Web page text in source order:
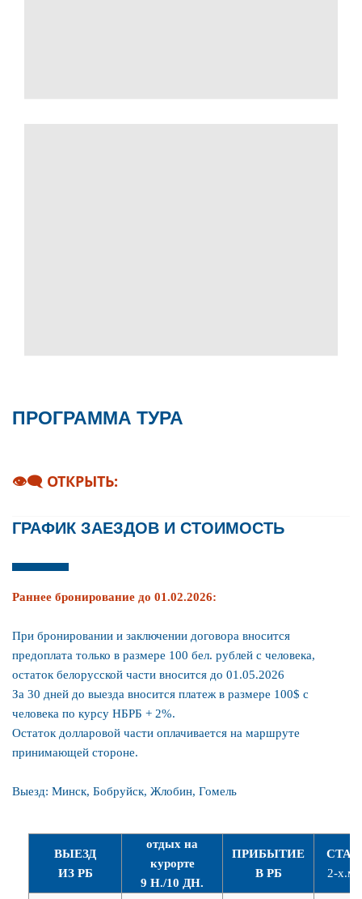
ПРОГРАММА ТУРА
👁‍🗨 ОТКРЫТЬ:
Минск - в 00:15
Жлобин - 04:30
Прохождение границ РБ и РФ.
Транзит по территории РФ.
Приезд в г. Воронеж ориентировочно в 18:00. Ночлег (отель
Бенефит Плаза).
2 ДЕНЬ:
Завтрак (шведский стол). Выселение из отеля.
Транзит по территории РФ и Грузии.
ГРАФИК ЗАЕЗДОВ И СТОИМОСТЬ
Раннее бронирование до 01.02.2026:
При бронировании и заключении договора вносится
предоплата только в размере 100 бел. рублей с человека,
остаток белорусской части вносится до 01.05.2026
За 30 дней до выезда вносится платеж в размере 100$ с
человека по курсу НБРБ + 2%.
Остаток долларовой части оплачивается на маршруте
принимающей стороне.
Выезд: Минск, Бобруйск, Жлобин, Гомель
ВЫЕЗД
ИЗ РБ
отдых на
курорте
9 Н./10 ДН.
ПРИБЫТИЕ
В РБ
2-х.м